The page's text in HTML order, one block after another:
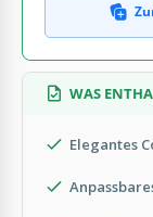
WAS
Elegantes